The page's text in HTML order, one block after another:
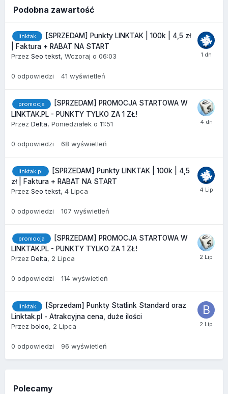
Podobna zawartość
linktak
[SPRZEDAM] Punkty LINKTAK | 100k | 4,5 zł
| Faktura + RABAT NA START
Przez Seo tekst, Wczoraj o 06:03
0 odpowiedzi 41 wyświetleń
promocja
[SPRZEDAM] PROMOCJA STARTOWA W
LINKTAK.PL - PUNKTY TYLKO ZA 1 ZŁ!
Przez Delta, Poniedziałek o 11:51
0 odpowiedzi 68 wyświetleń
linktak.pl
[SPRZEDAM] Punkty LINKTAK | 100k | 4,5
zł | Faktura + RABAT NA START
Przez Seo tekst, 4 Lipca
0 odpowiedzi 107 wyświetleń
promocja
[SPRZEDAM] PROMOCJA STARTOWA W
LINKTAK.PL - PUNKTY TYLKO ZA 1 ZŁ!
Przez Delta, 2 Lipca
0 odpowiedzi 114 wyświetleń
linktak
[Sprzedam] Punkty Statlink Standard oraz
Linktak.pl - Atrakcyjna cena, duże ilości
Przez boloo, 2 Lipca
0 odpowiedzi 96 wyświetleń
Polecamy